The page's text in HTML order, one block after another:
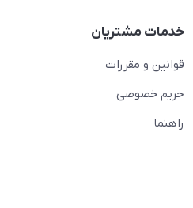
خدمات مشتریان
قوانین و مقررات
حریم خصوصی
راهنما